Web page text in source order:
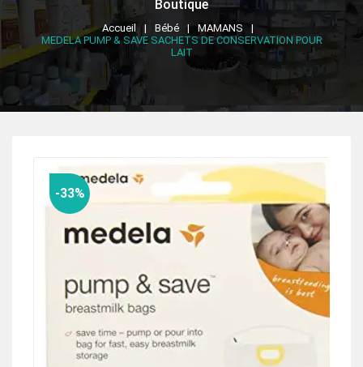
Boutique
Accueil Bébé
MAMANS
MEDELA PUMP & SAVE SACHETS DE CONSERVATION POUR
LAIT
-33%